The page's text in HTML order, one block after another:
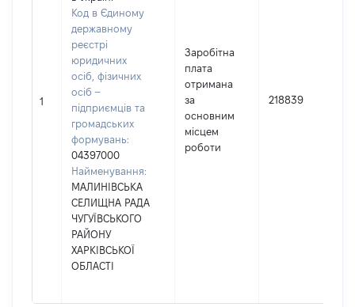
1
Код в Єдиному
державному
реєстрі
юридичних
осіб, фізичних
осіб –
підприємців та
громадських
формувань:
04397000
Найменування:
МАЛИНІВСЬКА
СЕЛИЩНА РАДА
ЧУГУЇВСЬКОГО
РАЙОНУ
ХАРКІВСЬКОЇ
ОБЛАСТІ
Заробітна
плата
отримана
за
основним
місцем
роботи
218839